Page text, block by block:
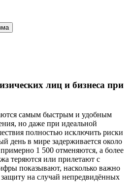
лиц и бизнеса при
самым быстрым и удобным
но даже при идеальной
полностью исключить риски
день в мире задерживается около
1 500 отменяются, а более
теряются или прилетают с
показывают, насколько важно
на случай непредвидённых